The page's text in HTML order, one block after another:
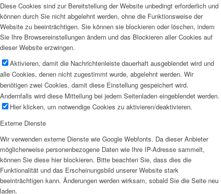
Diese Cookies sind zur Bereitstellung der Website unbedingt erforderlich und
können durch Sie nicht abgelehnt werden, ohne die Funktionsweise der
Website zu beeinträchtigen. Sie können sie blockieren oder löschen, indem
Sie Ihre Browsereinstellungen ändern und das Blockieren aller Cookies auf
dieser Website erzwingen.
Aktivieren, damit die Nachrichtenleiste dauerhaft ausgeblendet wird und
alle Cookies, denen nicht zugestimmt wurde, abgelehnt werden. Wir
benötigen zwei Cookies, damit diese Einstellung gespeichert wird.
Andernfalls wird diese Mitteilung bei jedem Seitenladen eingeblendet werden.
Hier klicken, um notwendige Cookies zu aktivieren/deaktivieren.
Externe Dienste
Wir verwenden externe Dienste wie Google Webfonts. Da dieser Anbieter
möglicherweise personenbezogene Daten wie Ihre IP-Adresse sammelt,
können Sie diese hier blockieren. Bitte beachten Sie, dass dies die
Funktionalität und das Erscheinungsbild unserer Website stark
beeinträchtigen kann. Änderungen werden wirksam, sobald Sie die Seite neu
laden.